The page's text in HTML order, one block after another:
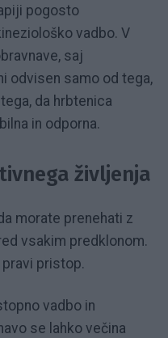
pogosto
vadbo. V
saj
odvisen samo od tega,
da hrbtenica
in odporna.
življenja
morate prenehati z
vsakim predklonom.
pristop.
vadbo in
se lahko večina